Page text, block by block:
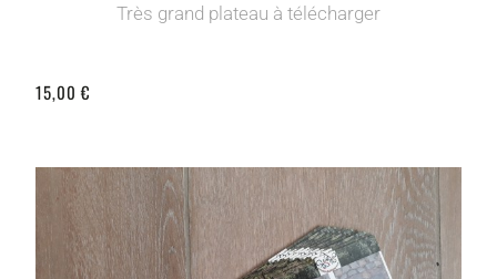
Très grand plateau à télécharger
15,00 €